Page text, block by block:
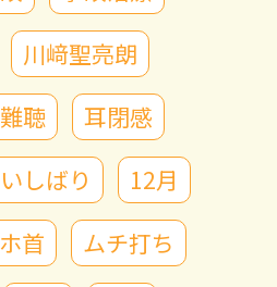
川﨑聖亮朗
聴
耳閉感
しばり
12月
首
ムチ打ち